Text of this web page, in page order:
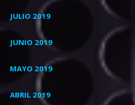
JULIO 2019
JUNIO 2019
MAYO 2019
ABRIL 2019